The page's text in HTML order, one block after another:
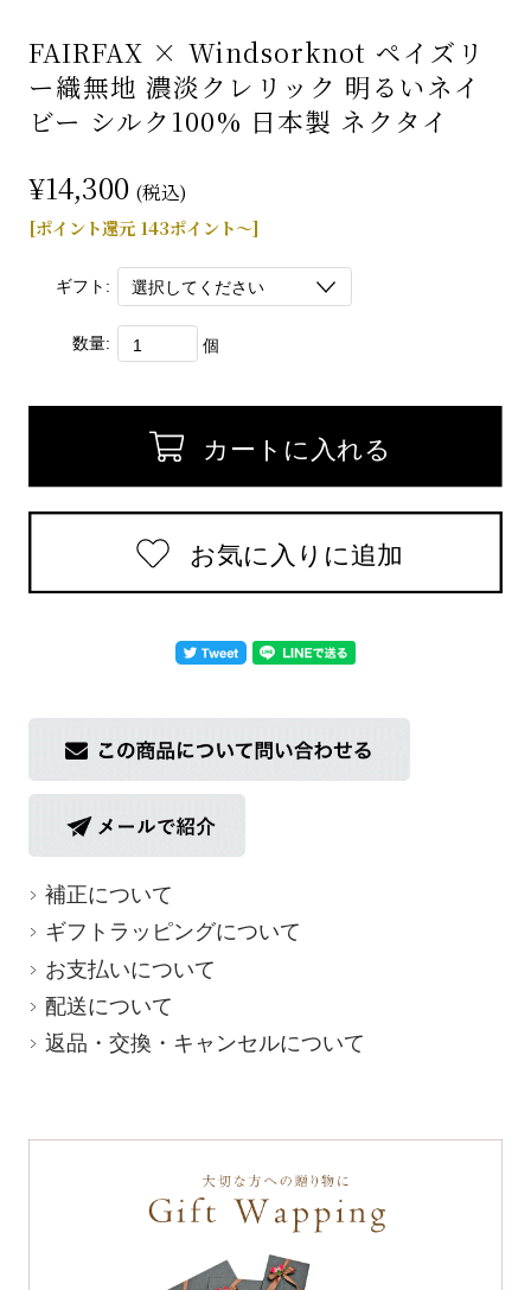
FAIRFAX × Windsorknot ペイズリ
ー織無地 濃淡クレリック 明るいネイ
ビー シルク100% 日本製 ネクタイ
¥14,300 (税込)
[ポイント還元 143ポイント～]
ギフト:
数量: 個
補正について
ギフトラッピングについて
お支払いについて
配送について
返品・交換・キャンセルについて